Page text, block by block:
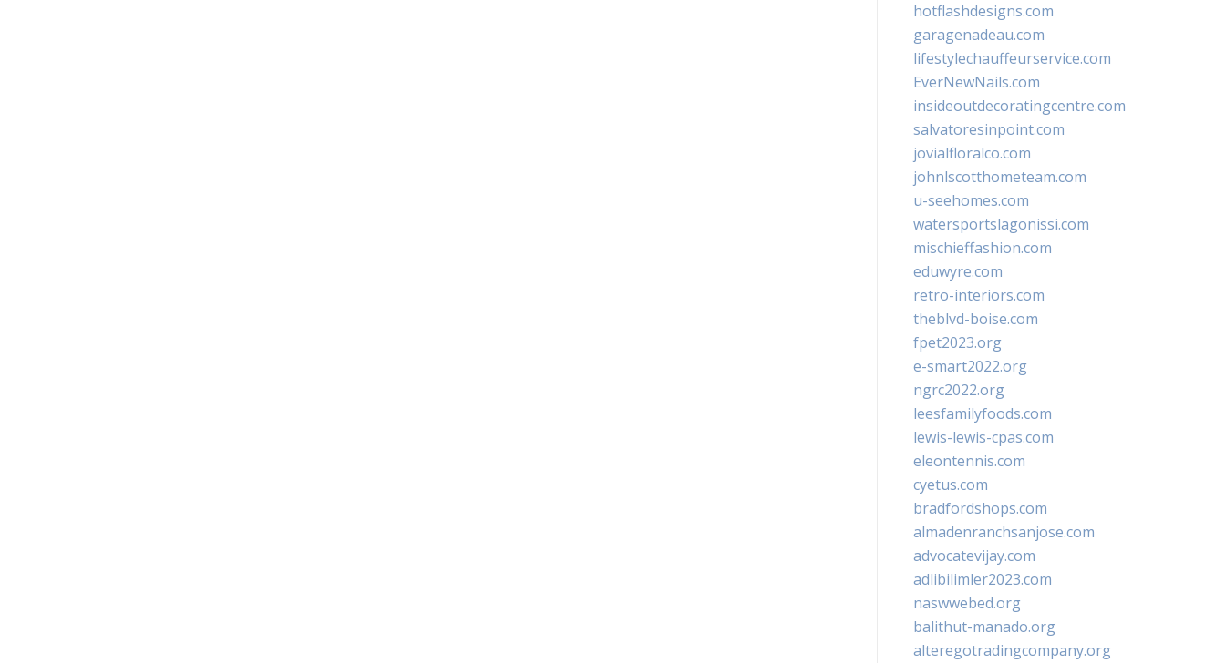
hotflashdesigns.com
garagenadeau.com
lifestylechauffeurservice.com
EverNewNails.com
insideoutdecoratingcentre.com
salvatoresinpoint.com
jovialfloralco.com
johnlscotthometeam.com
u-seehomes.com
watersportslagonissi.com
mischieffashion.com
eduwyre.com
retro-interiors.com
theblvd-boise.com
fpet2023.org
e-smart2022.org
ngrc2022.org
leesfamilyfoods.com
lewis-lewis-cpas.com
eleontennis.com
cyetus.com
bradfordshops.com
almadenranchsanjose.com
advocatevijay.com
adlibilimler2023.com
naswwebed.org
balithut-manado.org
alteregotradingcompany.org